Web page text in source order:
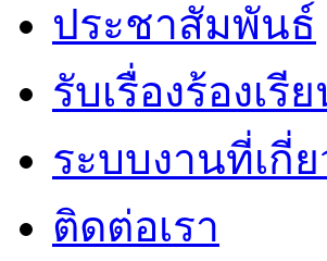
ประชาสัมพันธ์
รับเรื่องร้องเรี
ระบบงานที่เกี่
ติดต่อเรา